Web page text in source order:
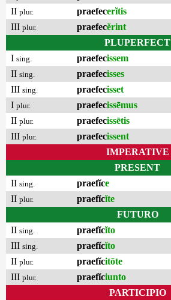
II plur. praefecerĭtis
III plur. praefecĕrint
PLUPERFECT
I sing. praefecissem
II sing. praefecisses
III sing. praefecisset
I plur. praefecissēmus
II plur. praefecissētis
III plur. praefecissent
IMPERATIVE
PRESENT
II sing. praefĭce
II plur. praefĭcĭte
FUTURO
II sing. praefĭcĭto
III sing. praefĭcĭto
II plur. praefĭcitōte
III plur. praefĭciunto
PARTICIPIO